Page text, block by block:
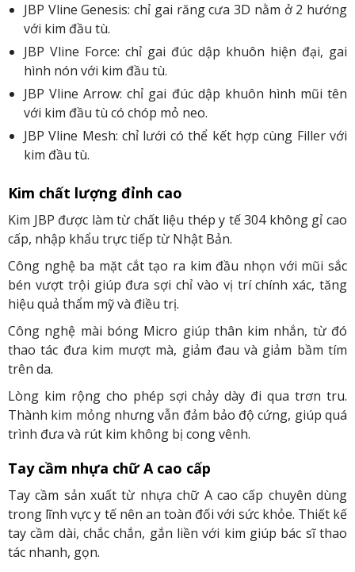
JBP Vline Genesis: chỉ gai răng cưa 3D nằm ở 2 hướng
với kim đầu tù.
JBP Vline Force: chỉ gai đúc dập khuôn hiện đại, gai
hình nón với kim đầu tù.
JBP Vline Arrow: chỉ gai đúc dập khuôn hình mũi tên
với kim đầu tù có chóp mỏ neo.
JBP Vline Mesh: chỉ lưới có thể kết hợp cùng Filler với
kim đầu tù.
Kim chất lượng đỉnh cao
Kim JBP được làm từ chất liệu thép y tế 304 không gỉ cao
cấp, nhập khẩu trực tiếp từ Nhật Bản.
Công nghệ ba mặt cắt tạo ra kim đầu nhọn với mũi sắc
bén vượt trội giúp đưa sợi chỉ vào vị trí chính xác, tăng
hiệu quả thẩm mỹ và điều trị.
Công nghệ mài bóng Micro giúp thân kim nhắn, từ đó
thao tác đưa kim mượt mà, giảm đau và giảm bầm tím
trên da.
Lòng kim rộng cho phép sợi chảy dày đi qua trơn tru.
Thành kim mỏng nhưng vẫn đảm bảo độ cứng, giúp quá
trình đưa và rút kim không bị cong vênh.
Tay cầm nhựa chữ A cao cấp
Tay cầm sản xuất từ nhựa chữ A cao cấp chuyên dùng
trong lĩnh vực y tế nên an toàn đối với sức khỏe. Thiết kế
tay cầm dài, chắc chắn, gắn liền với kim giúp bác sĩ thao
tác nhanh, gọn.